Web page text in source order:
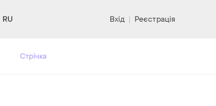
RU Вхід | Реєстрація
Стрічка